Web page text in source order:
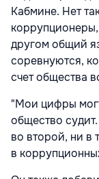
Кабмине. Нет
коррупционеры,
другом общий
соревнуются,
счет общества
"Мои цифры
общество
во второй, ни в
в